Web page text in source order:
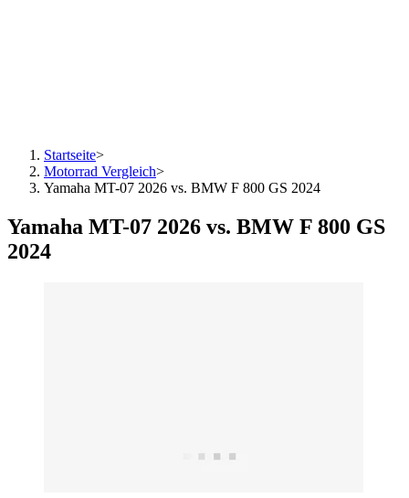
Startseite>
Motorrad Vergleich>
Yamaha MT-07 2026 vs. BMW F 800 GS 2024
Yamaha MT-07 2026 vs. BMW F 800 GS
2024